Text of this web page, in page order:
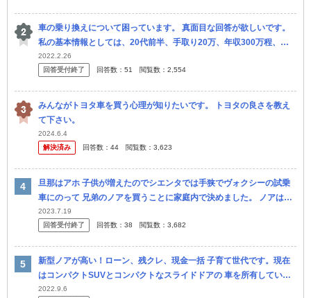
車の乗り換えについて困っています。 真面目な回答が欲しいです。
私の基本情報としては、20代前半、手取り20万、年収300万程、実
家暮らし、勤続年数2年です。３年以内には彼女と同棲も考えてお...
2022.2.26
回答受付終了
回答数： 51 閲覧数： 2,554
みんながトヨタ車を買う心理が知りたいです。 トヨタの良さを教え
て下さい。
2024.6.4
解決済み
回答数： 44 閲覧数： 3,623
旦那はアホ 子供が増えたのでシエンタでは手狭でヴォクシーの試乗
車にのって 兄弟のノアを買うことに家庭内で決めました。 ノアはガ
ソリンのS-Zというグレードでオプション込みで425万。あとは下...
2023.7.19
回答受付終了
回答数： 38 閲覧数： 3,682
新型ノアが高い！ローン、残クレ、現金一括 子育て世代です。現在
はコンパクトSUVとコンパクトなスライドドアの 車を所有していま
す。家族旅行も多く最低限でもノアクラスの車が必要になり 購入を
2022.9.6